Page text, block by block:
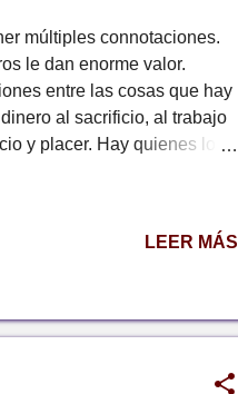
múltiples connotaciones.
le dan enorme valor.
entre las cosas que hay
al sacrificio, al trabajo
y placer. Hay quienes lo
otra, una gallina por cinco
con algo nuevo
Sin embargo, en
LEER MÁS